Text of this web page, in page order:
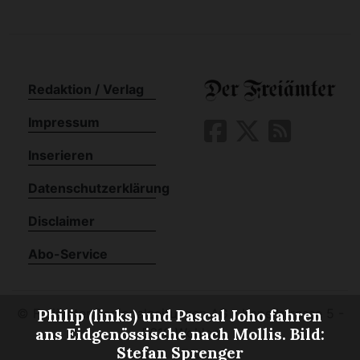
Philip (links) und Pascal Joho fahren
ans Eidgenössische nach Mollis. Bild:
Stefan Sprenger
Redaktion / Verlag
Impressum
Inserieren
Datenschutzerklärung
Disclaimer
Abo-Service
Freiämter Regionalzeitungen AG - Kapellstrasse 5 -
5610 Wohlen